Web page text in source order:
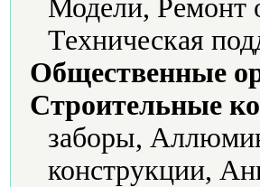
Модели, Ремонт
Техническая
Общественные
Строительные
заборы,
конструкции,